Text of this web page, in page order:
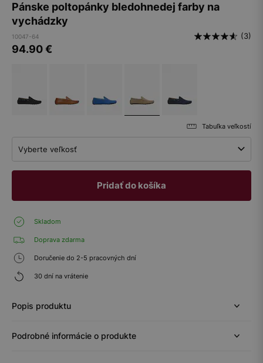
Pánske poltopánky bledohnedej farby na
vychádzky
10047-64 (3)
94.90€
Tabuľka veľkostí
Vyberte veľkosť
Pridať do košíka
Skladom
Doprava zdarma
Doručenie do 2-5 pracovných dní
30 dní na vrátenie
Popis produktu
Podrobné informácie o produkte